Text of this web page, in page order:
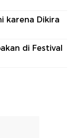
karena Dikira
di Festival